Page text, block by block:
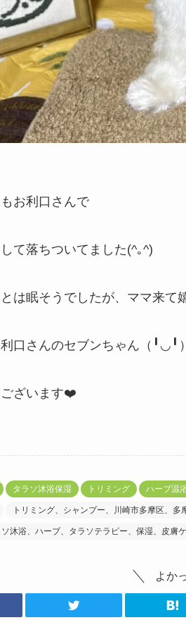
お利口さんで
て落ちついてました(^｡^)
は眠そうでしたが、ママ来
口さんのセブンちゃん（╹◡╹
ざいます❤️
タラソ沐浴保湿 トリミング ハーブ温
トリミング、シャンプー、川崎市多摩区、多
沐浴、ハーブ、タラソテラピー、保湿、皮膚
よか